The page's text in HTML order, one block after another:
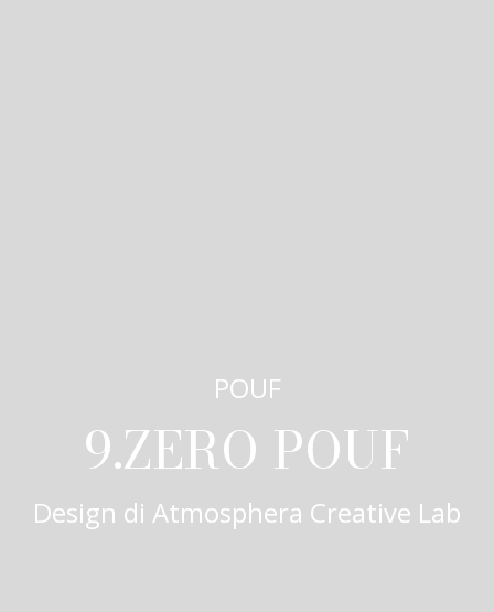
POUF
9.ZERO POUF
Design di Atmosphera Creative Lab